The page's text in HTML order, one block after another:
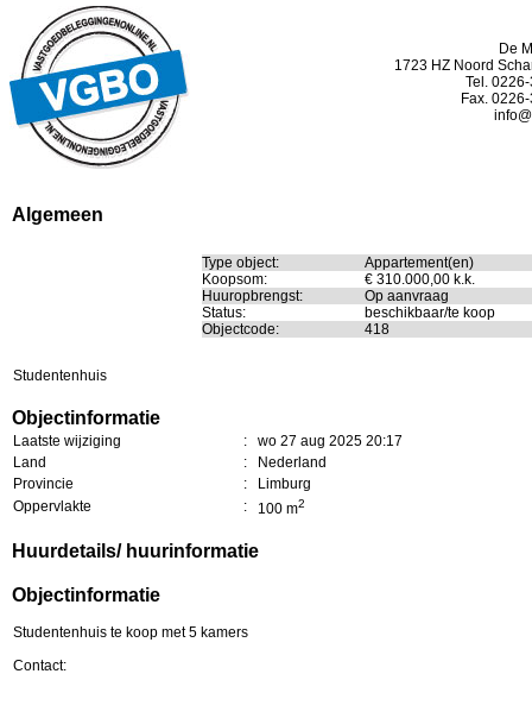
De
1723 HZ Noord
Tel.
Fax.
Algemeen
Type object:
Appartement(en)
Koopsom:
€ 310.000,00 k.k.
Huuropbrengst:
Op aanvraag
Status:
beschikbaar/te koop
Objectcode:
418
Studentenhuis
Objectinformatie
Laatste wijziging :
wo 27 aug 2025 20:17
Land
:
Nederland
Provincie
:
Limburg
Oppervlakte
: 100 m2
Huurdetails/ huurinformatie
Objectinformatie
Studentenhuis te koop met 5 kamers
Contact: